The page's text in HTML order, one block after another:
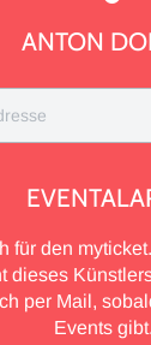
ANTON
für den
dieses
per Mail,
Events gibt.